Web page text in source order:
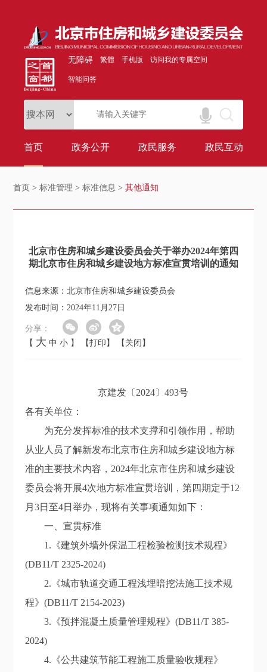
无障碍 繁體 手机版 访问我的专属空间
智能问答
首页 政务公开 政民服务 政民互动
首页 >标准管理 >标准信息 >其他通知
北京市住房和城乡建设委员会关于举办2024年第四
期北京市住房和城乡建设地方标准宣贯培训的通知
信息来源：北京市住房和城乡建设委员会
发布时间：2024年11月27日
分享：
【 大 中 小 】 【打印】 【关闭】
京建发〔2024〕493号
各有关单位：
为充分发挥标准的技术支撑和引领作用，帮助
从业人员了解新发布北京市住房和城乡建设地方标
准的主要技术内容，2024年北京市住房和城乡建设
委员会将开展4次地方标准宣贯培训，第四期定于12
月3日至4日举办，现将有关事项通知如下：
一、宣贯标准
1.《建筑外墙外保温工程检验检测技术规程》
(DB11/T 2325-2024)
2.《城市轨道交通工程浅埋暗挖法施工技术规
程》(DB11/T 2154-2023)
3.《预拌混凝土质量管理规程》(DB11/T 385-
2024)
4.《公共建筑节能工程施工质量验收规程》